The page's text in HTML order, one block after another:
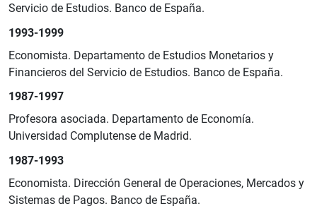
Servicio de Estudios. Banco de España.
1993-1999
Economista. Departamento de Estudios Monetarios y
Financieros del Servicio de Estudios. Banco de España.
1987-1997
Profesora asociada. Departamento de Economía.
Universidad Complutense de Madrid.
1987-1993
Economista. Dirección General de Operaciones, Mercados y
Sistemas de Pagos. Banco de España.